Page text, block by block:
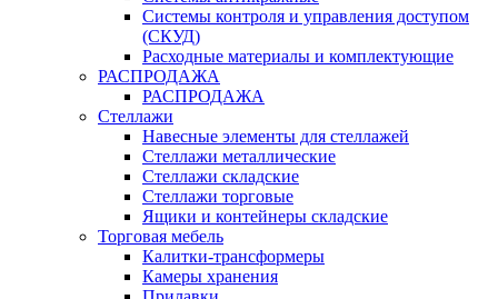
Системы контроля и управления доступом
(СКУД)
Расходные материалы и комплектующие
РАСПРОДАЖА
РАСПРОДАЖА
Стеллажи
Навесные элементы для стеллажей
Стеллажи металлические
Стеллажи складские
Стеллажи торговые
Ящики и контейнеры складские
Торговая мебель
Калитки-трансформеры
Камеры хранения